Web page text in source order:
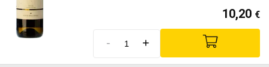
10,20 €
- +